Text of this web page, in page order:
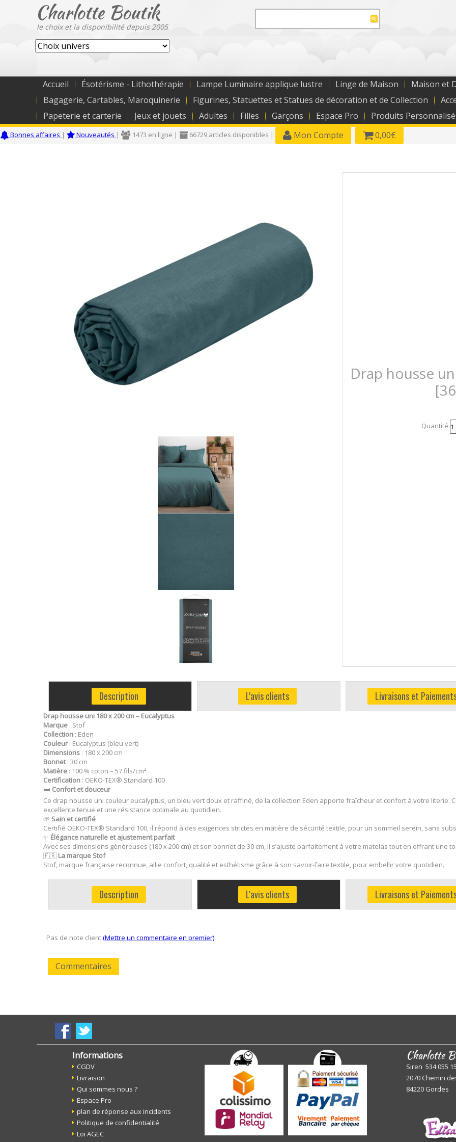
Charlotte Boutik
le choix et la disponibilité depuis 2005
Accueil Ésotérisme - Lithothérapie Lampe Luminaire applique lustre Linge de Maison
Maison et
Bagagerie, Cartables, Maroquinerie
Figurines, Statuettes et Statues de décoration et de Collection
Papeterie et carterie
Jeux et jouets Adultes Filles Garçons Espace Pro Produits
Bonnes affaires | Nouveautés | 1473 en ligne | 66729 articles disponibles | Mon Compte 0,00€
Drap housse
Quantité:
Description L'avis clients Livraisons et
Drap housse uni 180 x 200 cm – Eucalyptus
Marque : Stof
Collection : Eden
Couleur: Eucalyptus (bleu vert)
Dimensions : 180 x 200 cm
Bonnet: 30 cm
Matière : 100 % coton – 57 fils/cm²
Certification : OEKO-TEX® Standard 100
🛏️ Confort et douceur
Ce drap housse uni couleur eucalyptus, un bleu vert doux et raffiné, de la collection Eden apporte fraîcheur et confort à votre literie.
excellente tenue et une résistance optimale au quotidien.
🌱 Sain et certifié
Certifié OEKO-TEX® Standard 100, il répond à des exigences strictes en matière de sécurité textile, pour un sommeil serein, sans
✨ Élégance naturelle et ajustement parfait
Avec ses dimensions généreuses (180 x 200 cm) et son bonnet de 30 cm, il s’ajuste parfaitement à votre matelas tout en offrant une
🇫🇷 La marque Stof
Stof, marque française reconnue, allie confort, qualité et esthétisme grâce à son savoir-faire textile, pour embellir votre quotidien.
Description L'avis clients Livraisons et
Pas de note client(Mettre un commentaire en premier)
Commentaires
Informations
CGDV
Livraison
Qui sommes nous ?
Espace Pro
plan de réponse aux incidents
Politique de confidentialité
Loi AGEC
Charlotte
Siren 534 055
2070 Chemin
84220 Gordes